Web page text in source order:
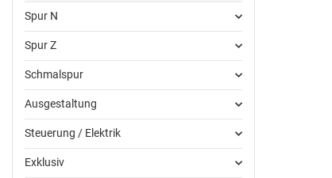
Spur N
Spur Z
Schmalspur
Ausgestaltung
Steuerung / Elektrik
Exklusiv